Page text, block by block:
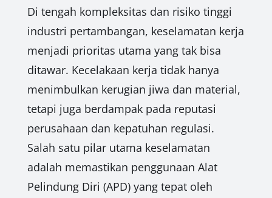
Di tengah kompleksitas dan risiko tinggi
industri pertambangan, keselamatan kerja
menjadi prioritas utama yang tak bisa
ditawar. Kecelakaan kerja tidak hanya
menimbulkan kerugian jiwa dan material,
tetapi juga berdampak pada reputasi
perusahaan dan kepatuhan regulasi.
Salah satu pilar utama keselamatan
adalah memastikan penggunaan Alat
Pelindung Diri (APD) yang tepat oleh